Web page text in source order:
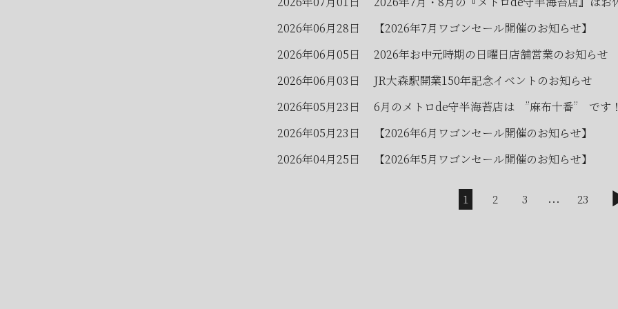
2026年06月28日
【2026年7月ワゴンセール開催のお知らせ】
2026年06月05日
2026年お中元時期の日曜日店舗営業のお知らせ
2026年06月03日
JR大森駅開業150年記念イベントのお知らせ
2026年05月23日
6月のメトロde守半海苔店は ”麻布十番” です！
2026年05月23日
【2026年6月ワゴンセール開催のお知らせ】
2026年04月25日
【2026年5月ワゴンセール開催のお知らせ】
...